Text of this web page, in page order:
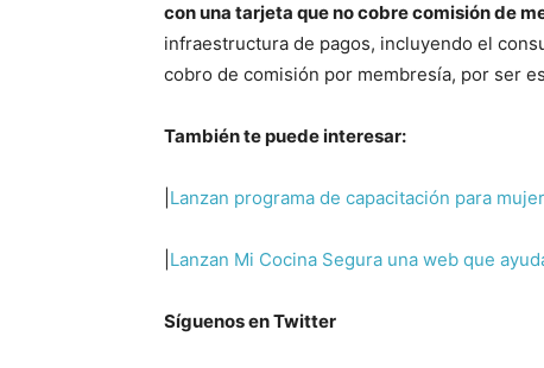
con una tarjeta que no cobre comisión de
infraestructura de pagos, incluyendo el
cobro de comisión por membresía, por ser
También te puede interesar:
Lanzan programa de capacitación para
Lanzan Mi Cocina Segura una web que
Síguenos en Twitter